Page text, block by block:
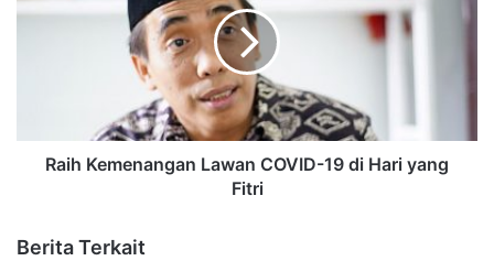
Raih Kemenangan Lawan COVID-19 di Hari yang
Fitri
Berita Terkait